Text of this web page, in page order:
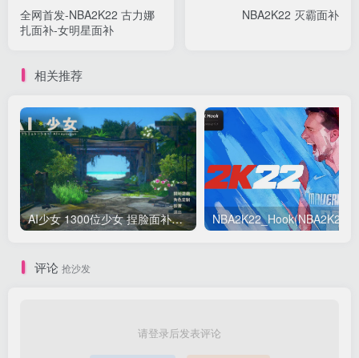
全网首发-NBA2K22 古力娜
扎面补-女明星面补
NBA2K22 灭霸面补
相关推荐
AI少女 1300位少女 捏脸面补数据整合包 总有一位是你想要的
评论 抢沙发
请登录后发表评论